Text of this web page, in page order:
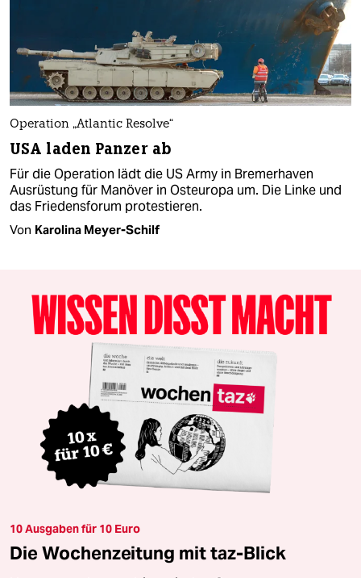
Operation „Atlantic Resolve“
USA laden Panzer ab
Für die Operation lädt die US Army in Bremerhaven
Ausrüstung für Manöver in Osteuropa um. Die Linke und
das Friedensforum protestieren.
Von Karolina Meyer-Schilf
10 Ausgaben für 10 Euro
Die Wochenzeitung mit taz-Blick